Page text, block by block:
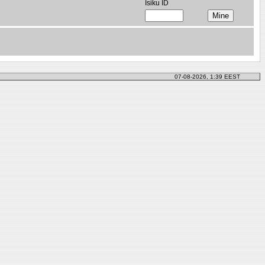
Isiku ID
07-08-2026, 1:39 EEST